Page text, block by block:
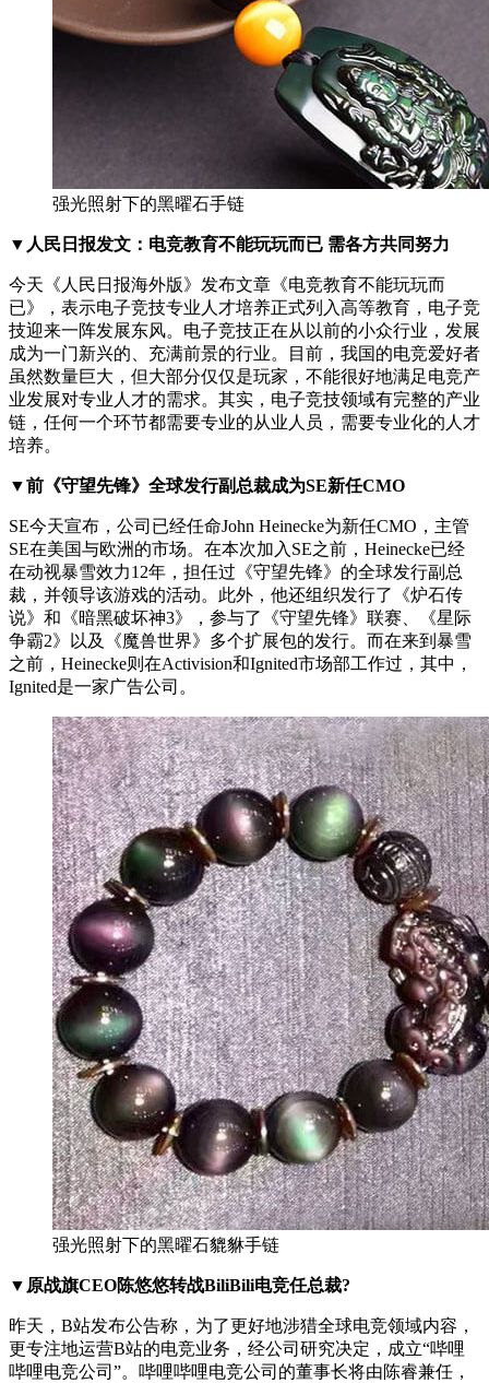
强光照射下的黑曜石手链
▼人民日报发文：电竞教育不能玩玩而已 需各方共同努力
今天《人民日报海外版》发布文章《电竞教育不能玩玩而
已》，表示电子竞技专业人才培养正式列入高等教育，电子竞
技迎来一阵发展东风。电子竞技正在从以前的小众行业，发展
成为一门新兴的、充满前景的行业。目前，我国的电竞爱好者
虽然数量巨大，但大部分仅仅是玩家，不能很好地满足电竞产
业发展对专业人才的需求。其实，电子竞技领域有完整的产业
链，任何一个环节都需要专业的从业人员，需要专业化的人才
培养。
▼前《守望先锋》全球发行副总裁成为SE新任CMO
SE今天宣布，公司已经任命John Heinecke为新任CMO，主管
SE在美国与欧洲的市场。在本次加入SE之前，Heinecke已经
在动视暴雪效力12年，担任过《守望先锋》的全球发行副总
裁，并领导该游戏的活动。此外，他还组织发行了《炉石传
说》和《暗黑破坏神3》，参与了《守望先锋》联赛、《星际
争霸2》以及《魔兽世界》多个扩展包的发行。而在来到暴雪
之前，Heinecke则在Activision和Ignited市场部工作过，其中，
Ignited是一家广告公司。
强光照射下的黑曜石貔貅手链
▼原战旗CEO陈悠悠转战BiliBili电竞任总裁?
昨天，B站发布公告称，为了更好地涉猎全球电竞领域内容，
更专注地运营B站的电竞业务，经公司研究决定，成立“哔哩
哔哩电竞公司”。哔哩哔哩电竞公司的董事长将由陈睿兼任，